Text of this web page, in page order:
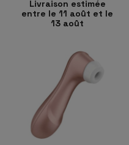
Livraison estimée
entre le 11 août et le
13 août